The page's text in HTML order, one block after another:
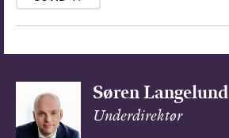
Søren Langelund
Underdirektør